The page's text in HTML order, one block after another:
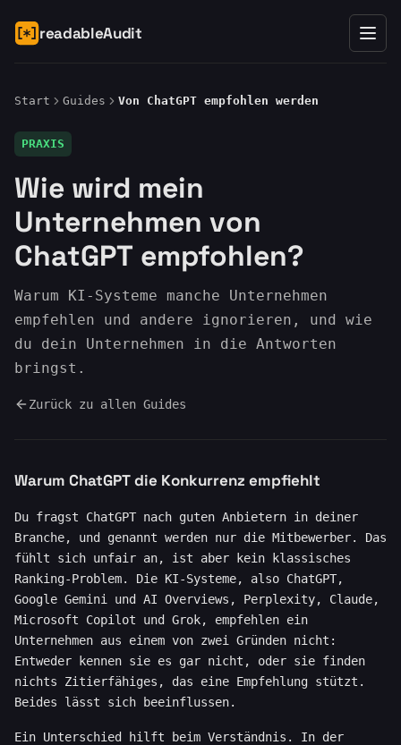
readableAudit
Start Guides Von ChatGPT empfohlen werden
PRAXIS
Wie wird mein
Unternehmen von
ChatGPT empfohlen?
Warum KI-Systeme manche Unternehmen
empfehlen und andere ignorieren, und wie
du dein Unternehmen in die Antworten
bringst.
Zurück zu allen Guides
Warum ChatGPT die Konkurrenz empfiehlt
Du fragst ChatGPT nach guten Anbietern in deiner
Branche, und genannt werden nur die Mitbewerber. Das
fühlt sich unfair an, ist aber kein klassisches
Ranking-Problem. Die KI-Systeme, also ChatGPT,
Google Gemini und AI Overviews, Perplexity, Claude,
Microsoft Copilot und Grok, empfehlen ein
Unternehmen aus einem von zwei Gründen nicht:
Entweder kennen sie es gar nicht, oder sie finden
nichts Zitierfähiges, das eine Empfehlung stützt.
Beides lässt sich beeinflussen.
Ein Unterschied hilft beim Verständnis. In der